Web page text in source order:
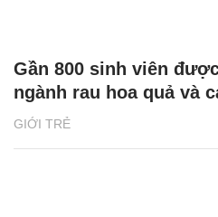
GIỚI TRẺ
Gần 800 sinh viên
ngành rau hoa quả và